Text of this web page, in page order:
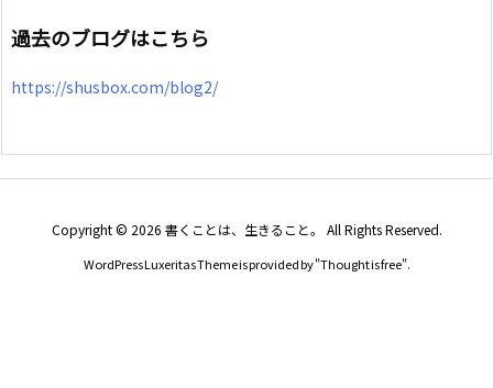
過去のブログはこちら
https://shusbox.com/blog2/
Copyright © 2026 書くことは、生きること。 All Rights Reserved.
WordPress Luxeritas Theme is provided by "Thought is free".